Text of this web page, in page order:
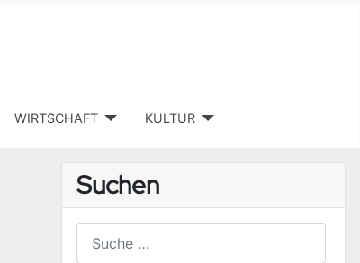
WIRTSCHAFT KULTUR
Suchen